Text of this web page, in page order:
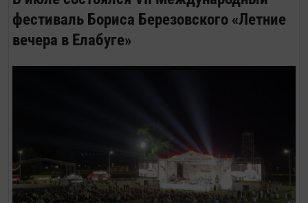
фестиваль Бориса Березовского «Летние
вечера в Елабуге»
Владимир Урецкий и Владимир
Гаранин http://kazan-journal.ru/2016-10-
24-11-48-01/item/4854-i-nasmert-